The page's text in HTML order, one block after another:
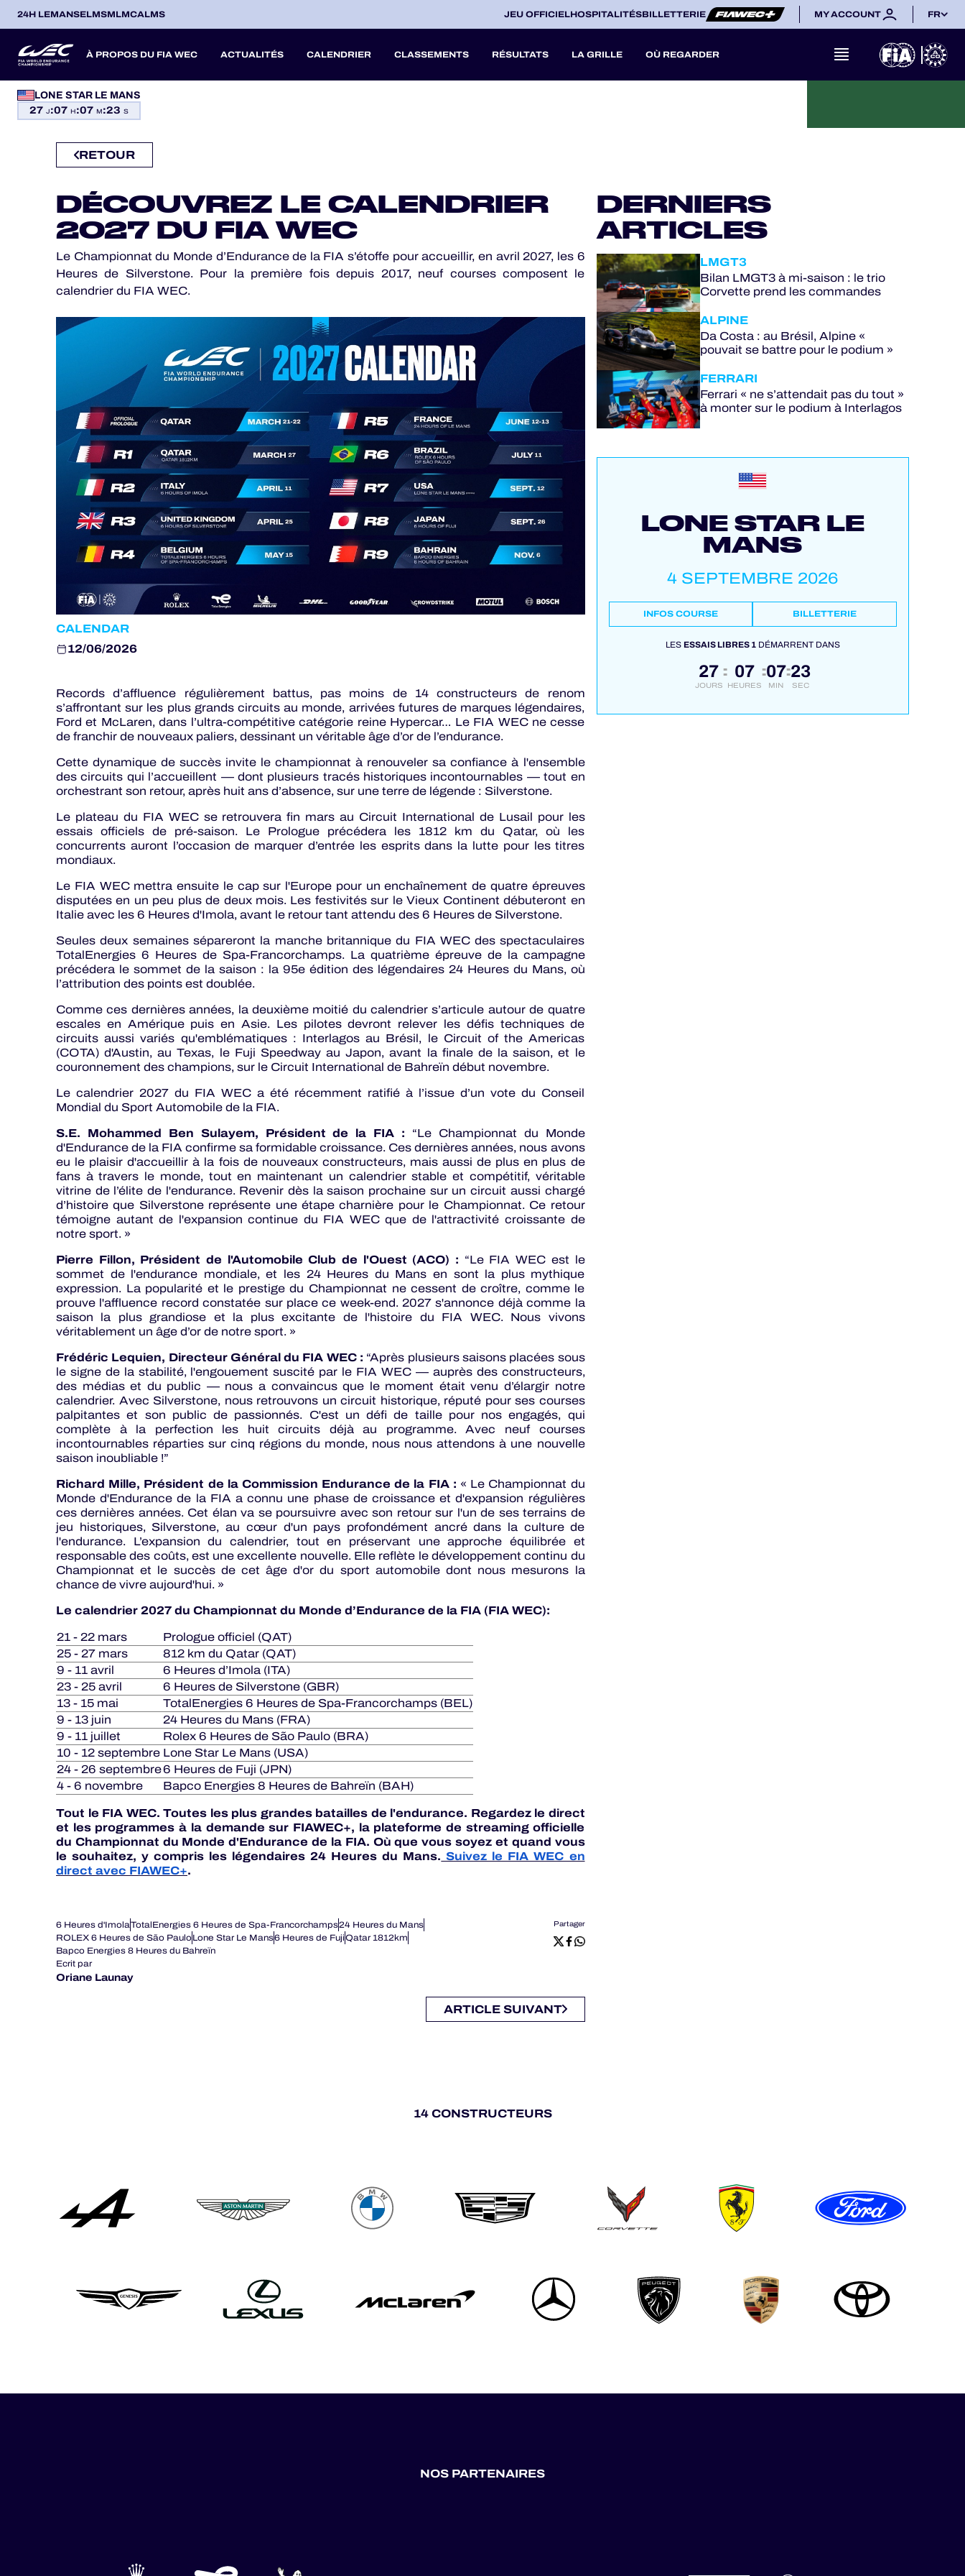
24H LEMANSELMSMLMCALMS JEU OFFICIELHOSPITALITÉSBILLETTERIE MY ACCOUNT FR
À PROPOS DU FIA WEC ACTUALITÉS CALENDRIER
SAISONS PASSÉESSAISON 2026
ITA
AVR
BEL
MAI
FRA
JUN JUL SEP SEP OCT NOV
CLASSEMENTS RÉSULTATS LA GRILLE OÙ REGARDER
LONE STAR LE MANS
27 J:07 H:07 M:22 S
PROGRAMMES OFFICIELS
HOSPITALITÉS
BILLETTERIE
24H LEMANS
RETOUR
DÉCOUVREZ LE CALENDRIER
2027 DU FIA WEC
Le Championnat du Monde d’Endurance de la FIA s’étoffe pour accueillir, en avril 2027, les 6
Heures de Silverstone. Pour la première fois depuis 2017, neuf courses composent le
calendrier du FIA WEC.
CALENDAR
12/06/2026
Records d’affluence régulièrement battus, pas moins de 14 constructeurs de renom
s’affrontant sur les plus grands circuits au monde, arrivées futures de marques légendaires,
Ford et McLaren, dans l’ultra-compétitive catégorie reine Hypercar… Le FIA WEC ne cesse
de franchir de nouveaux paliers, dessinant un véritable âge d’or de l’endurance.
Cette dynamique de succès invite le championnat à renouveler sa confiance à l'ensemble
des circuits qui l’accueillent — dont plusieurs tracés historiques incontournables — tout en
orchestrant son retour, après huit ans d’absence, sur une terre de légende : Silverstone.
Le plateau du FIA WEC se retrouvera fin mars au Circuit International de Lusail pour les
essais officiels de pré-saison. Le Prologue précédera les 1812 km du Qatar, où les
concurrents auront l’occasion de marquer d’entrée les esprits dans la lutte pour les titres
mondiaux.
Le FIA WEC mettra ensuite le cap sur l'Europe pour un enchaînement de quatre épreuves
disputées en un peu plus de deux mois. Les festivités sur le Vieux Continent débuteront en
Italie avec les 6 Heures d'Imola, avant le retour tant attendu des 6 Heures de Silverstone.
Seules deux semaines sépareront la manche britannique du FIA WEC des spectaculaires
TotalEnergies 6 Heures de Spa-Francorchamps. La quatrième épreuve de la campagne
précédera le sommet de la saison : la 95e édition des légendaires 24 Heures du Mans, où
l’attribution des points est doublée.
Comme ces dernières années, la deuxième moitié du calendrier s’articule autour de quatre
escales en Amérique puis en Asie. Les pilotes devront relever les défis techniques de
circuits aussi variés qu'emblématiques : Interlagos au Brésil, le Circuit of the Americas
(COTA) d'Austin, au Texas, le Fuji Speedway au Japon, avant la finale de la saison, et le
couronnement des champions, sur le Circuit International de Bahreïn début novembre.
Le calendrier 2027 du FIA WEC a été récemment ratifié à l’issue d’un vote du Conseil
Mondial du Sport Automobile de la FIA.
S.E. Mohammed Ben Sulayem, Président de la FIA : “Le Championnat du Monde
d'Endurance de la FIA confirme sa formidable croissance. Ces dernières années, nous avons
eu le plaisir d'accueillir à la fois de nouveaux constructeurs, mais aussi de plus en plus de
fans à travers le monde, tout en maintenant un calendrier stable et compétitif, véritable
vitrine de l’élite de l'endurance. Revenir dès la saison prochaine sur un circuit aussi chargé
d’histoire que Silverstone représente une étape charnière pour le Championnat. Ce retour
témoigne autant de l'expansion continue du FIA WEC que de l'attractivité croissante de
notre sport. »
Pierre Fillon, Président de l'Automobile Club de l'Ouest (ACO) : “Le FIA WEC est le
sommet de l'endurance mondiale, et les 24 Heures du Mans en sont la plus mythique
expression. La popularité et le prestige du Championnat ne cessent de croître, comme le
prouve l'affluence record constatée sur place ce week-end. 2027 s'annonce déjà comme la
saison la plus grandiose et la plus excitante de l'histoire du FIA WEC. Nous vivons
véritablement un âge d’or de notre sport. »
Frédéric Lequien, Directeur Général du FIA WEC : “Après plusieurs saisons placées sous
le signe de la stabilité, l'engouement suscité par le FIA WEC — auprès des constructeurs,
des médias et du public — nous a convaincus que le moment était venu d’élargir notre
calendrier. Avec Silverstone, nous retrouvons un circuit historique, réputé pour ses courses
palpitantes et son public de passionnés. C'est un défi de taille pour nos engagés, qui
complète à la perfection les huit circuits déjà au programme. Avec neuf courses
incontournables réparties sur cinq régions du monde, nous nous attendons à une nouvelle
saison inoubliable !”
Richard Mille, Président de la Commission Endurance de la FIA : « Le Championnat du
Monde d'Endurance de la FIA a connu une phase de croissance et d'expansion régulières
ces dernières années. Cet élan va se poursuivre avec son retour sur l'un de ses terrains de
jeu historiques, Silverstone, au cœur d'un pays profondément ancré dans la culture de
l'endurance. L’expansion du calendrier, tout en préservant une approche équilibrée et
responsable des coûts, est une excellente nouvelle. Elle reflète le développement continu du
Championnat et le succès de cet âge d'or du sport automobile dont nous mesurons la
chance de vivre aujourd'hui. »
Le calendrier 2027 du Championnat du Monde d’Endurance de la FIA (FIA WEC):
21 - 22 mars
Prologue officiel (QAT)
25 - 27 mars
812 km du Qatar (QAT)
9 - 11 avril
6 Heures d’Imola (ITA)
23 - 25 avril
6 Heures de Silverstone (GBR)
13 - 15 mai
TotalEnergies 6 Heures de Spa-Francorchamps (BEL)
9 - 13 juin
24 Heures du Mans (FRA)
9 - 11 juillet
Rolex 6 Heures de São Paulo (BRA)
10 - 12 septembre Lone Star Le Mans (USA)
24 - 26 septembre6 Heures de Fuji (JPN)
4 - 6 novembre
Bapco Energies 8 Heures de Bahreïn (BAH)
Tout le FIA WEC. Toutes les plus grandes batailles de l'endurance. Regardez le direct
et les programmes à la demande sur FIAWEC+, la plateforme de streaming officielle
du Championnat du Monde d'Endurance de la FIA. Où que vous soyez et quand vous
le souhaitez, y compris les légendaires 24 Heures du Mans.Suivez le FIA WEC en
direct avec FIAWEC+.
6 Heures d'ImolaTotalEnergies 6 Heures de Spa-Francorchamps24 Heures du Mans
ROLEX 6 Heures de São PauloLone Star Le Mans6 Heures de FujiQatar 1812km
Bapco Energies 8 Heures du Bahreïn
Ecrit par
Oriane Launay
Partager
ARTICLE SUIVANT
DERNIERS
ARTICLES
LMGT3
Bilan LMGT3 à mi-saison : le trio
Corvette prend les commandes
ALPINE
Da Costa : au Brésil, Alpine «
pouvait se battre pour le podium »
FERRARI
Ferrari « ne s’attendait pas du tout »
à monter sur le podium à Interlagos
LONE STAR LE
MANS
4 SEPTEMBRE 2026
INFOS COURSE BILLETTERIE
LESESSAIS LIBRES 1DÉMARRENT DANS
27
JOURS
: 07
HEURES
:07
MIN
:22
SEC
14 CONSTRUCTEURS
NOS PARTENAIRES